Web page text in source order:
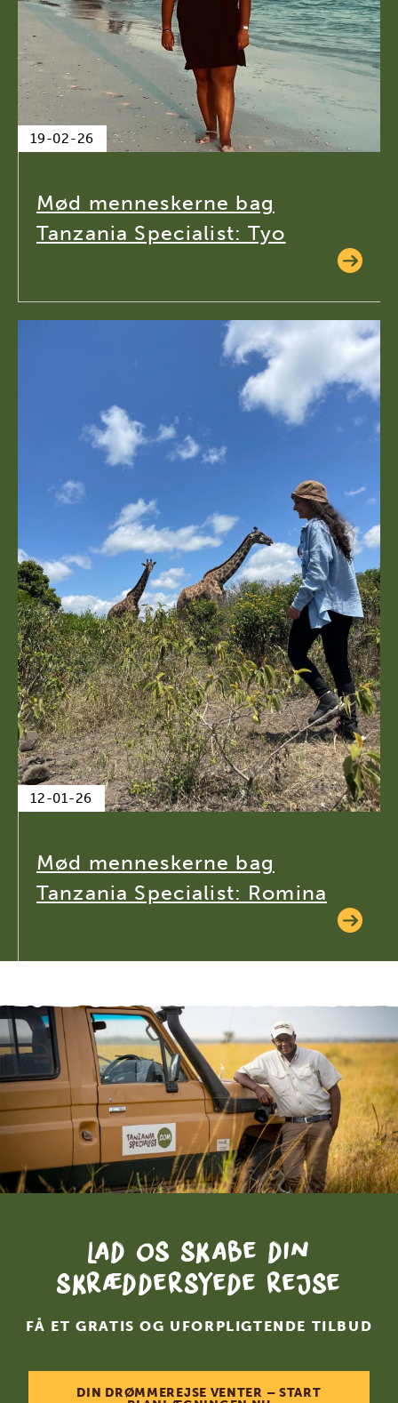
19-02-26
Mød menneskerne bag
Tanzania Specialist: Tyo
12-01-26
Mød menneskerne bag
Tanzania Specialist: Romina
Lad os skabe din
skræddersyede rejse
FÅ ET GRATIS OG UFORPLIGTENDE TILBUD
DIN DRØMMEREJSE VENTER – START